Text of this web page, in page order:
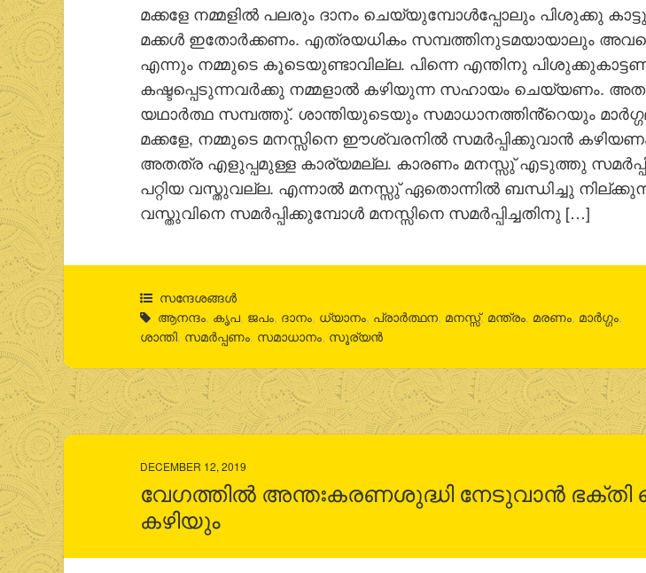
മക്കളേ നമ്മളില്‍ പലരും ദാനം ചെയ്യുമ്പോള്‍പ്പോലും പിശുക്കു
മക്കള്‍ ഇതോര്‍ക്കണം. എത്രയധികം സമ്പത്തിനുടമയായാലും
എന്നും നമ്മുടെ കൂടെയുണ്ടാവില്ല. പിന്നെ എന്തിനു
കഷ്ടപ്പെടുന്നവര്‍ക്കു നമ്മളാല്‍ കഴിയുന്ന സഹായം ചെയ്യണം.
യഥാര്‍ത്ഥ സമ്പത്തു്. ശാന്തിയുടെയും സമാധാനത്തിൻ്റെയും
മക്കളേ, നമ്മുടെ മനസ്സിനെ ഈശ്വരനില്‍ സമര്‍പ്പിക്കുവാന്‍
അതത്ര എളുപ്പമുള്ള കാര്യമല്ല. കാരണം മനസ്സു് എടുത്തു
പറ്റിയ വസ്തുവല്ല. എന്നാല്‍ മനസ്സു് ഏതൊന്നില്‍ ബന്ധിച്ചു
വസ്തുവിനെ സമര്‍പ്പിക്കുമ്പോള്‍ മനസ്സിനെ സമര്‍പ്പിച്ചതിനു […]
സന്ദേശങ്ങൾ
ആനന്ദം, കൃപ, ജപം, ദാനം, ധ്യാനം, പ്രാര്‍ത്ഥന, മനസ്സ്, മന്ത്രം, മരണം, മാര്‍ഗ്ഗം,
ശാന്തി, സമര്‍പ്പണം, സമാധാനം, സൂര്യന്‍
DECEMBER 12, 2019
വേഗത്തില്‍ അന്തഃകരണശുദ്ധി നേടുവാന്‍
കഴിയും